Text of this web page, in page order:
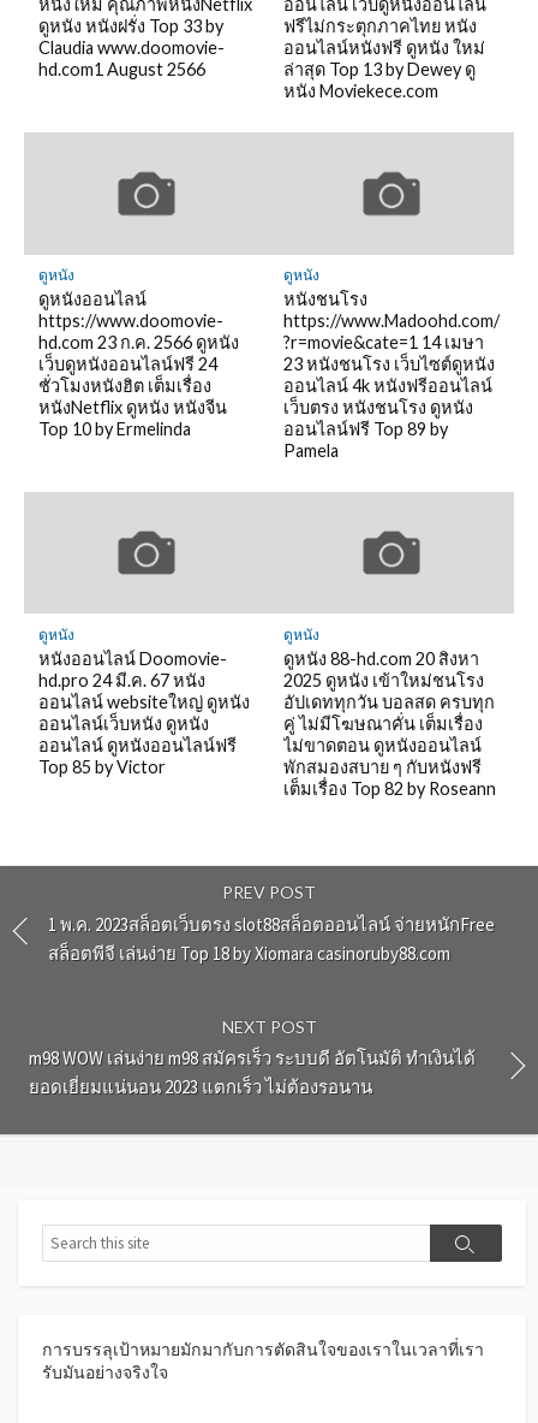
หนังใหม่ คุณภาพหนังNetflix
ดูหนัง หนังฝรั่ง Top 33 by
Claudia www.doomovie-
hd.com1 August 2566
ออนไลน์ เว็บดูหนังออนไลน์
ฟรีไม่กระตุกภาคไทย หนัง
ออนไลน์หนังฟรี ดูหนัง ใหม่
ล่าสุด Top 13 by Dewey ดู
หนัง Moviekece.com
ดูหนัง
ดูหนังออนไลน์
https://www.doomovie-
hd.com 23 ก.ค. 2566 ดูหนัง
เว็บดูหนังออนไลน์ฟรี 24
ชั่วโมงหนังฮิต เต็มเรื่อง
หนังNetflix ดูหนัง หนังจีน
Top 10 by Ermelinda
ดูหนัง
หนังชนโรง
https://www.Madoohd.com/
?r=movie&cate=1 14 เมษา
23 หนังชนโรง เว็บไซต์ดูหนัง
ออนไลน์ 4k หนังฟรีออนไลน์
เว็บตรง หนังชนโรง ดูหนัง
ออนไลน์ฟรี Top 89 by
Pamela
ดูหนัง
หนังออนไลน์ Doomovie-
hd.pro 24 มี.ค. 67 หนัง
ออนไลน์ websiteใหญ่ ดูหนัง
ออนไลน์เว็บหนัง ดูหนัง
ออนไลน์ ดูหนังออนไลน์ฟรี
Top 85 by Victor
ดูหนัง
ดูหนัง 88-hd.com 20 สิงหา
2025 ดูหนัง เข้าใหม่ชนโรง
อัปเดททุกวัน บอลสด ครบทุก
คู่ ไม่มีโฆษณาคั่น เต็มเรื่อง
ไม่ขาดตอน ดูหนังออนไลน์
พักสมองสบาย ๆ กับหนังฟรี
เต็มเรื่อง Top 82 by Roseann
PREV POST
1 พ.ค. 2023สล็อตเว็บตรง slot88สล็อตออนไลน์ จ่ายหนักFree
สล็อตพีจี เล่นง่าย Top 18 by Xiomara casinoruby88.com
NEXT POST
m98 WOW เล่นง่าย m98 สมัครเร็ว ระบบดี อัตโนมัติ ทำเงินได้
ยอดเยี่ยมแน่นอน 2023 แตกเร็ว ไม่ต้องรอนาน
Search
Search
การบรรลุเป้าหมายมักมากับการตัดสินใจของเราในเวลาที่เรา
รับมันอย่างจริงใจ